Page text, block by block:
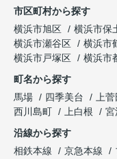
市区町村から探す
横浜市旭区
横浜市保
横浜市瀬谷区
横浜市
横浜市戸塚区
横浜市
町名から探す
馬場
四季美台 上
西川島町
上白根 宮
沿線から探す
相鉄本線
京急本線